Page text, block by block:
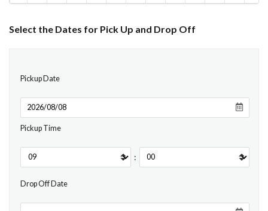
Select the Dates for Pick Up and Drop Off
Pickup Date
Pickup Time
:
Drop Off Date